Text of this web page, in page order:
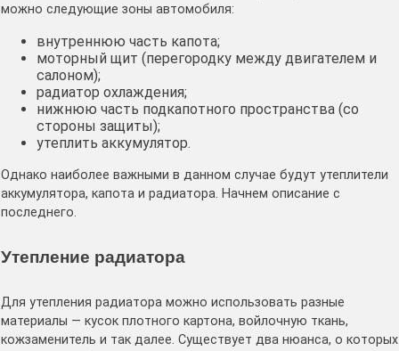
можно следующие зоны автомобиля:
внутреннюю часть капота;
моторный щит (перегородку между двигателем и
салоном);
радиатор охлаждения;
нижнюю часть подкапотного пространства (со
стороны защиты);
утеплить аккумулятор.
Однако наиболее важными в данном случае будут утеплители
аккумулятора, капота и радиатора. Начнем описание с
последнего.
Утепление радиатора
Для утепления радиатора можно использовать разные
материалы — кусок плотного картона, войлочную ткань,
кожзаменитель и так далее. Существует два нюанса, о которых